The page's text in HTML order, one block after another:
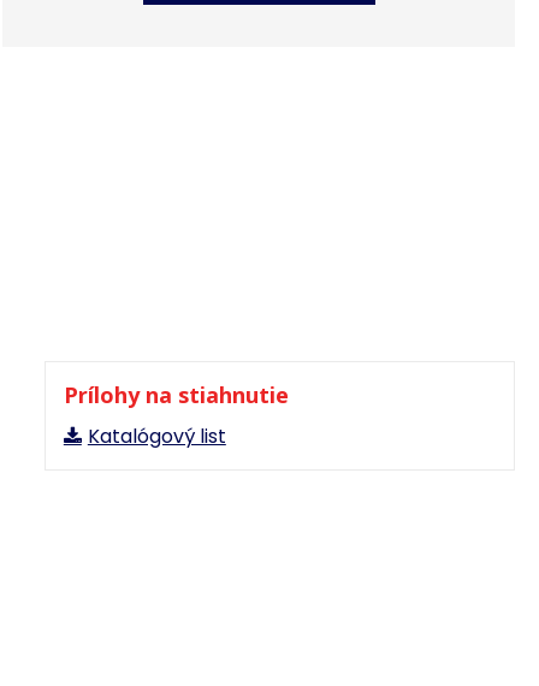
Prílohy na stiahnutie
Katalógový list